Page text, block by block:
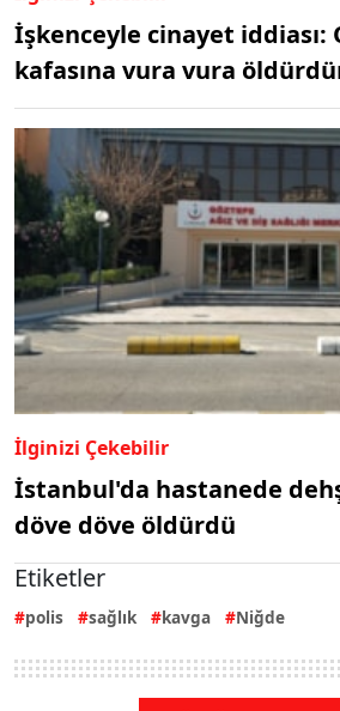
İşkenceyle cinayet iddiası:
kafasına vura vura
İlginizi Çekebilir
İstanbul'da hastanede
döve döve öldürdü
Etiketler
polis sağlık kavga Niğde